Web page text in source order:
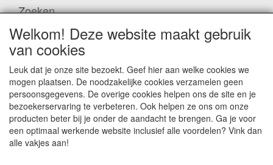
Zoeken
Waar ben je naar op zoek?
Winkelwagen
Welkom! Deze website maakt gebruik
van cookies
Leuk dat je onze site bezoekt. Geef hier aan welke cookies we
mogen plaatsen. De noodzakelijke cookies verzamelen geen
persoonsgegevens. De overige cookies helpen ons de site en je
bezoekerservaring te verbeteren. Ook helpen ze ons om onze
producten beter bij je onder de aandacht te brengen. Ga je voor
een optimaal werkende website inclusief alle voordelen? Vink dan
alle vakjes aan!